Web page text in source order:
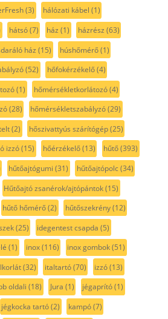
(3) hálózati kábel (1)
hátsó(7) ház (1) házrész (63)
ház (15) húshőmérő(1)
(52) hőfokérzékelő(4)
(1) hőmérsékletkorlátozó(4)
(28) hőmérsékletszabályzó(29)
(2) hőszivattyús szárítógép(25)
izzó(15) hőérzékelő(13) hűtő(393)
hűtőajtógumi (31) hűtőajtópolc(34)
Hűtőajtó zsanérok/ajtópántok(15)
hűtő hőmérő(2) hűtőszekrény(12)
(25) idegentest csapda (5)
(1) inox(116) inox gombok(51)
(32) italtartó(70) izzó(13)
oldali (18) Jura (1) jégaprító(1)
jégkocka tartó(2) kampó(7)